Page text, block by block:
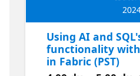
Using AI and
functionality with
in Fabric (PST)